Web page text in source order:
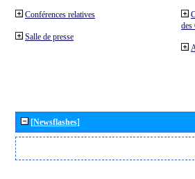
Conférences relatives
Salle de presse
des
[Newsflashes]